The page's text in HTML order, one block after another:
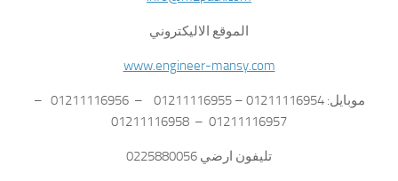
الموقع الاليكتروني
www.engineer-mansy.com
موبايل: 01211116954 – 01211116955 – 01211116956 –
01211116957 – 01211116958
تليفون ارضي 0225880056